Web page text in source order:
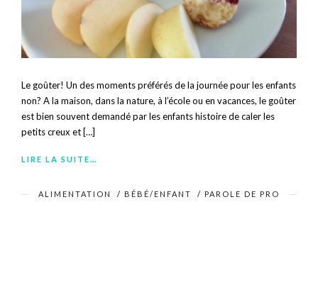
Le goûter! Un des moments préférés de la journée pour les enfants
non? A la maison, dans la nature, à l’école ou en vacances, le goûter
est bien souvent demandé par les enfants histoire de caler les
petits creux et […]
LIRE LA SUITE…
ALIMENTATION / BÉBÉ/ENFANT / PAROLE DE PRO